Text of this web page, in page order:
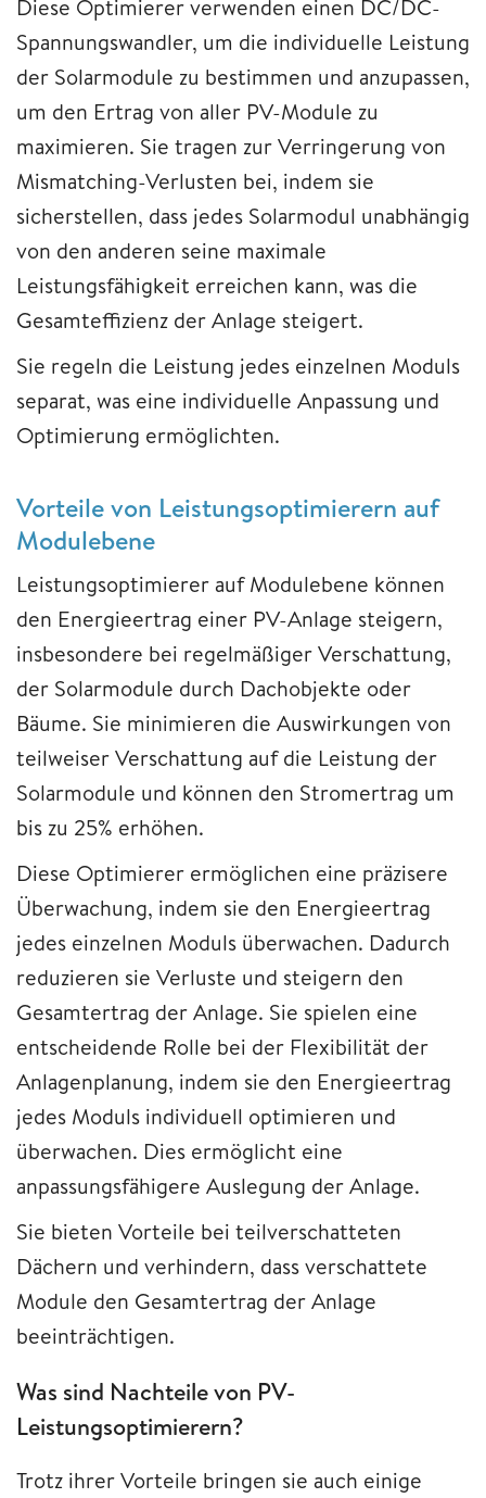
Diese Optimierer verwenden einen DC/DC-
Spannungswandler, um die individuelle Leistung
der Solarmodule zu bestimmen und anzupassen,
um den Ertrag von aller PV-Module zu
maximieren. Sie tragen zur Verringerung von
Mismatching-Verlusten bei, indem sie
sicherstellen, dass jedes Solarmodul unabhängig
von den anderen seine maximale
Leistungsfähigkeit erreichen kann, was die
Gesamteffizienz der Anlage steigert.
Sie regeln die Leistung jedes einzelnen Moduls
separat, was eine individuelle Anpassung und
Optimierung ermöglichten.
Vorteile von Leistungsoptimierern auf
Modulebene
Leistungsoptimierer auf Modulebene können
den Energieertrag einer PV-Anlage steigern,
insbesondere bei regelmäßiger Verschattung,
der Solarmodule durch Dachobjekte oder
Bäume. Sie minimieren die Auswirkungen von
teilweiser Verschattung auf die Leistung der
Solarmodule und können den Stromertrag um
bis zu 25% erhöhen.
Diese Optimierer ermöglichen eine präzisere
Überwachung, indem sie den Energieertrag
jedes einzelnen Moduls überwachen. Dadurch
reduzieren sie Verluste und steigern den
Gesamtertrag der Anlage. Sie spielen eine
entscheidende Rolle bei der Flexibilität der
Anlagenplanung, indem sie den Energieertrag
jedes Moduls individuell optimieren und
überwachen. Dies ermöglicht eine
anpassungsfähigere Auslegung der Anlage.
Sie bieten Vorteile bei teilverschatteten
Dächern und verhindern, dass verschattete
Module den Gesamtertrag der Anlage
beeinträchtigen.
Was sind Nachteile von PV-
Leistungsoptimierern?
Trotz ihrer Vorteile bringen sie auch einige